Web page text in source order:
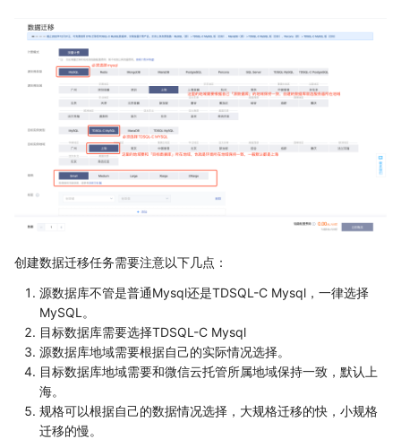
创建数据迁移任务需要注意以下几点：
源数据库不管是普通Mysql还是TDSQL-C Mysql，一律选择
MySQL。
目标数据库需要选择TDSQL-C Mysql
源数据库地域需要根据自己的实际情况选择。
目标数据库地域需要和微信云托管所属地域保持一致，默认上
海。
规格可以根据自己的数据情况选择，大规格迁移的快，小规格
迁移的慢。